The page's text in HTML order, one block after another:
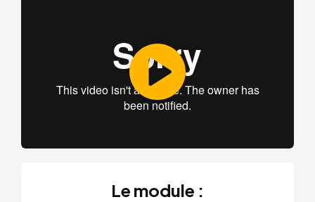
Le module :